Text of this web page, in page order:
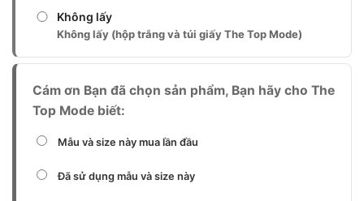
Không lấy
Không lấy (hộp trắng và túi giấy The Top Mode)
Cám ơn Bạn đã chọn sản phẩm, Bạn hãy cho The
Top Mode biết:
Mẫu và size này mua lần đầu
Đã sử dụng mẫu và size này